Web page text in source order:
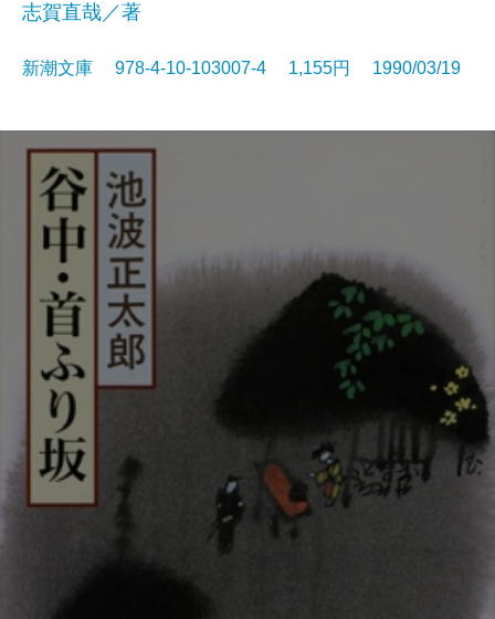
志賀直哉／著
新潮文庫 978-4-10-103007-4 1,155円 1990/03/19